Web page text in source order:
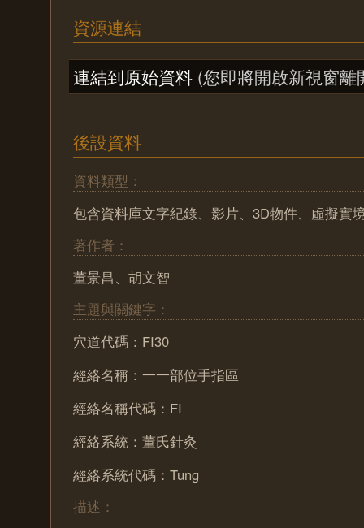
資源連結
連結到原始資料 (您即將開啟新視窗離
後設資料
資料類型：
包含資料庫文字紀錄、影片、3D物件、虛擬實
著作者：
董景昌、胡文智
主題與關鍵字：
穴道代碼：FI30
經絡名稱：一一部位手指區
經絡名稱代碼：FI
經絡系統：董氏針灸
經絡系統代碼：Tung
描述：